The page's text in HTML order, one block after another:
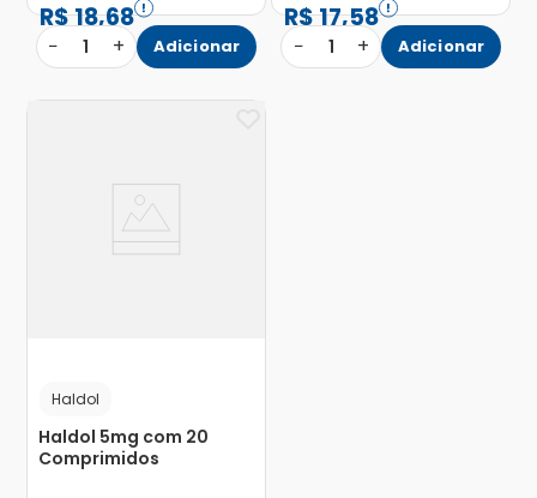
R$18,68
− 1 + Adicionar
R$17,58
− 1 + Adicionar
Haldol
Haldol 5mg com 20
Comprimidos